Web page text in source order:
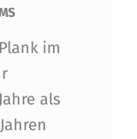
im
als